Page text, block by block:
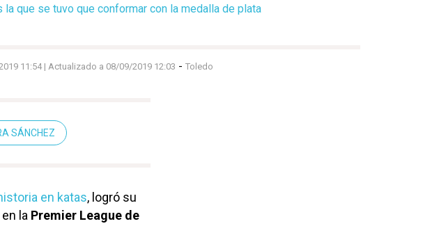
que se tuvo que conformar con la medalla de plata
11:54| Actualizado a 08/09/2019 12:03 - Toledo
SÁNCHEZ
en katas, logró su
la Premier League de